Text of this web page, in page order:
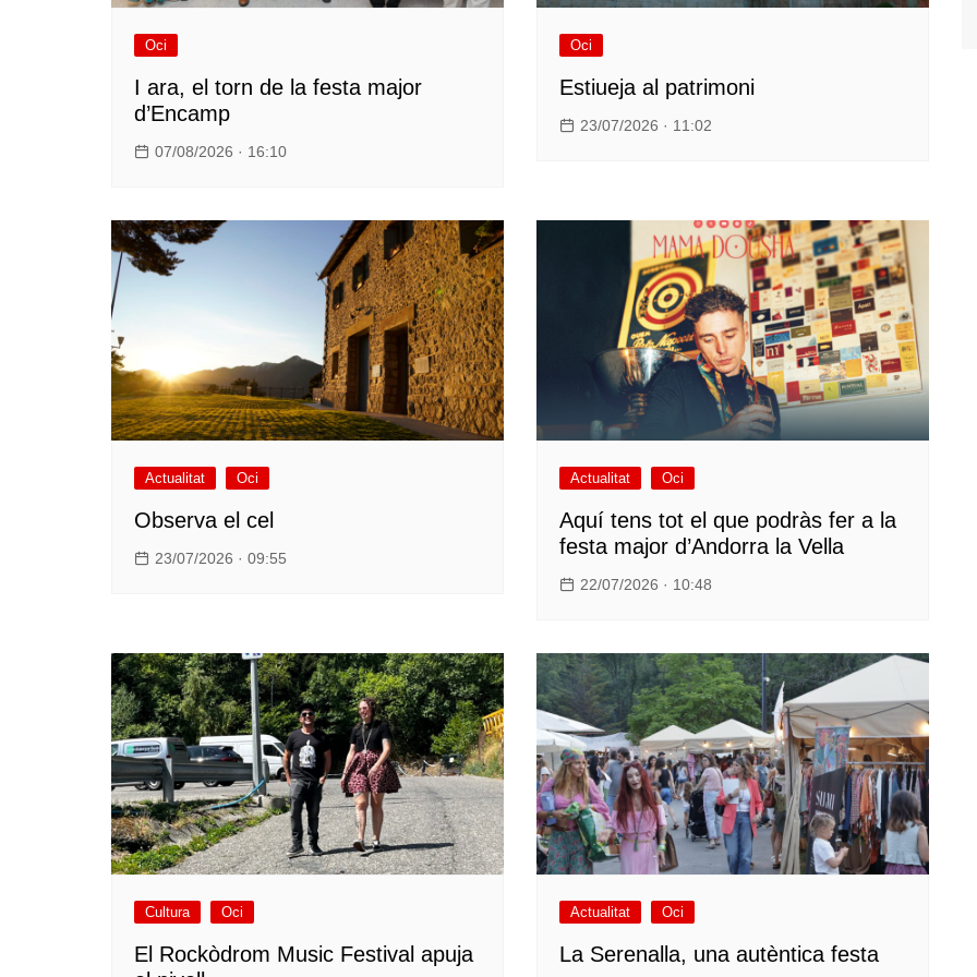
Oci
I ara, el torn de la festa major
d’Encamp
07/08/2026 · 16:10
Oci
Estiueja al patrimoni
23/07/2026 · 11:02
Actualitat Oci
Observa el cel
23/07/2026 · 09:55
Actualitat Oci
Aquí tens tot el que podràs fer a la
festa major d’Andorra la Vella
22/07/2026 · 10:48
Cultura Oci
El Rockòdrom Music Festival apuja
Actualitat Oci
La Serenalla, una autèntica festa